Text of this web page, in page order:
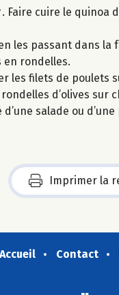
Faire cuire le quinoa
les passant dans
en rondelles.
les filets de poulets
d’olives sur
salade ou
Imprimer la
Accueil Contact